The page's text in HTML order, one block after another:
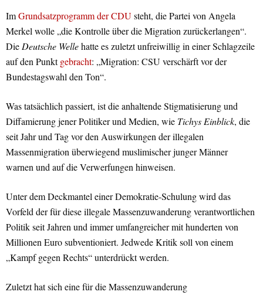
ImGrundsatzprogramm der CDUsteht, die Partei von Angela
Merkel wolle „die Kontrolle über die Migration zurückerlangen“.
DieDeutsche Wellehatte es zuletzt unfreiwillig in einer Schlagzeile
auf den Punktgebracht: „Migration: CSU verschärft vor der
Bundestagswahl den Ton“.
Was tatsächlich passiert, ist die anhaltende Stigmatisierung und
Diffamierung jener Politiker und Medien, wie Tichys Einblick, die
seit Jahr und Tag vor den Auswirkungen der illegalen
Massenmigration überwiegend muslimischer junger Männer
warnen und auf die Verwerfungen hinweisen.
Unter dem Deckmantel einer Demokratie-Schulung wird das
Vorfeld der für diese illegale Massenzuwanderung verantwortlichen
Politik seit Jahren und immer umfangreicher mit hunderten von
Millionen Euro subventioniert. Jedwede Kritik soll von einem
„Kampf gegen Rechts“ unterdrückt werden.
Zuletzt hat sich eine für die Massenzuwanderung